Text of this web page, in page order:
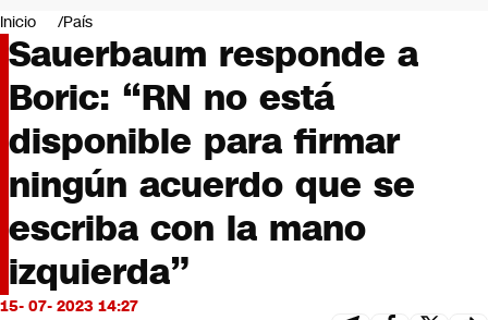
Negocios
Deportes
Programas completos
Cultura
Servicios
Bits
CNN Data
CNN tiempo
Futuro 360
Opinión
Inicio País
Sauerbaum responde a
Boric: “RN no está
disponible para firmar
ningún acuerdo que se
escriba con la mano
izquierda”
15- 07- 2023 14:27